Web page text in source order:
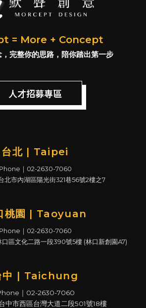
= More + Concept
完整你的思路，陪你踏出第一步
人才招募專區
台北 | Taipei
Phone｜02-2630-7060
北市內湖區陽光街321巷56號2樓之7
桃園 | Taoyuan
Phone｜02-2630-7060
區文化二路一段390號5樓 (林口新創園A7)
中 | Taichung
｜02-2630-7060
中市西區台灣大道二段501號18樓